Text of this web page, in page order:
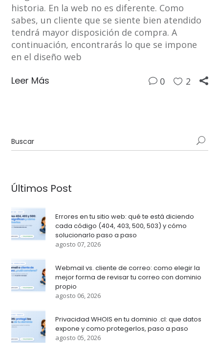
historia. En la web no es diferente. Como
sabes, un cliente que se siente bien atendido
tendrá mayor disposición de compra. A
continuación, encontrarás lo que se impone
en el diseño web
Leer Más 0 2
Últimos Post
Errores en tu sitio web: qué te está diciendo
cada código (404, 403, 500, 503) y cómo
solucionarlo paso a paso
agosto 07, 2026
Webmail vs. cliente de correo: como elegir la
mejor forma de revisar tu correo con dominio
propio
agosto 06, 2026
Privacidad WHOIS en tu dominio .cl: que datos
expone y como protegerlos, paso a paso
agosto 05, 2026